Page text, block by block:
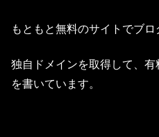
もともと無料のサイトでブロ
独自ドメインを取得して、
を書いています。